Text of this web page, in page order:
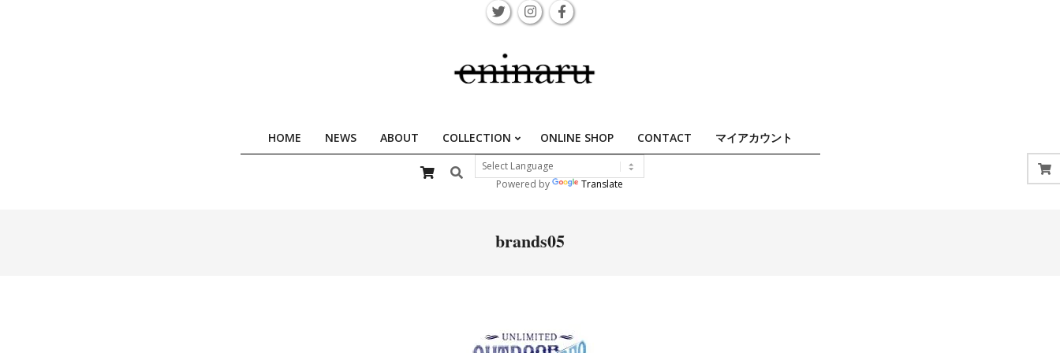
Primary
Navigation
Menu
HOME NEWS ABOUT COLLECTION ONLINE SHOP CONTACT マイアカウント
Search
Powered by
Translate
brands05